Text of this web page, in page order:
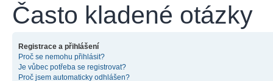
Často kladené otázky
Registrace a přihlášení
Proč se nemohu přihlásit?
Je vůbec potřeba se registrovat?
Proč jsem automaticky odhlášen?